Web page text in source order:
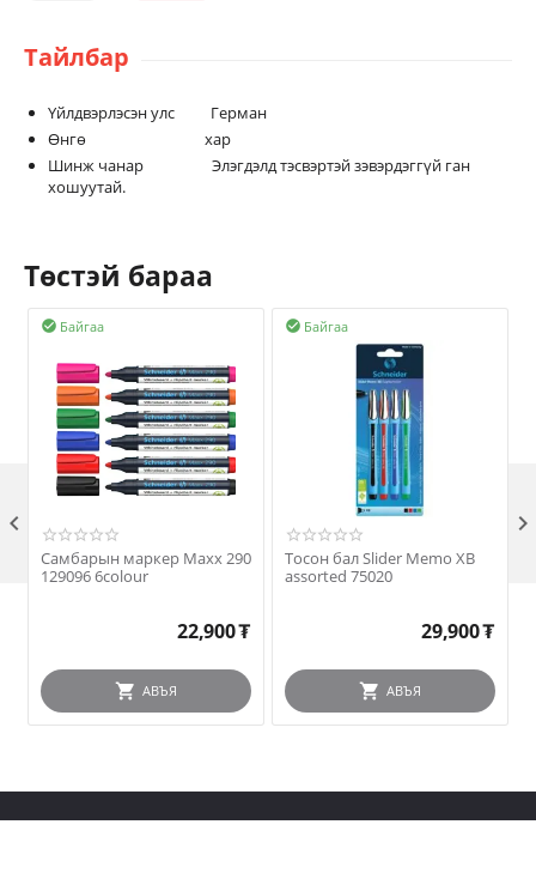
Тайлбар
Үйлдвэрлэсэн улс Герман
Өнгө хар
Шинж чанар Элэгдэлд тэсвэртэй зэвэрдэггүй ган
хошуутай.
Төстэй бараа
Байгаа

Самбарын маркер Maxx 290
129096 6colour
22,900₮
АВЪЯ
Байгаа

Тосон бал Slider Memo XB
assorted 75020
29,900₮
АВЪЯ
 